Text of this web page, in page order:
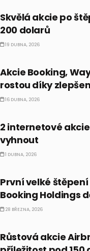
Skvělá akcie po
200 dolarů
19 DUBNA, 2026
Akcie Booking,
rostou díky
16 DUBNA, 2026
2 internetové
vyhnout
1 DUBNA, 2026
První velké
Booking Holdings
28 BŘEZNA, 2026
Růstová akcie